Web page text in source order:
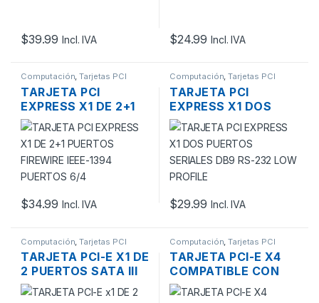
$39.99 Incl. IVA $24.99 Incl. IVA
Computación,Tarjetas PCI
TARJETA PCI
EXPRESS X1 DE 2+1
PUERTOS FIREWIRE
IEEE-1394 PUERTOS
6/4
$34.99 Incl. IVA
Computación,Tarjetas PCI
TARJETA PCI
EXPRESS X1 DOS
PUERTOS SERIALES
DB9 RS-232 LOW
PROFILE
$29.99 Incl. IVA
Computación ,Tarjetas PCI
TARJETA PCI-E X1 DE
2 PUERTOS SATA III
+2 INTERNOS
Computación ,Tarjetas PCI
TARJETA PCI-E X4
COMPATIBLE CON
X8, X16 PARA
DISCOS M.2 NVME /